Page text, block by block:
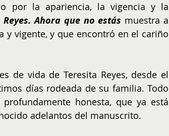
por la apariencia, la vigencia y la
Reyes. Ahora que no estás muestra a
y vigente, y que encontró en el cariño
de vida de Teresita Reyes, desde el
días rodeada de su familia. Todo
honesta, que ya está
adelantos del manuscrito.